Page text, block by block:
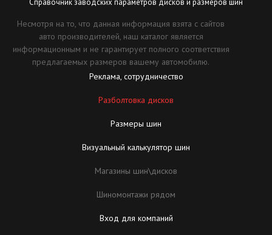
Справочник заводских параметров дисков и размеров шин
Несмотря на то, что данная информация взята с сайтов
авто производителей, наш каталог является
информационным и не гарантирует полного соответствия
предлагаемых размеров вашему автомобилю.
Реклама, сотрудничество
Разболтовка дисков
Размеры шин
Визуальный калькулятор шин
Магазины шин\дисков
Шиномонтажи рядом
Вход для компаний